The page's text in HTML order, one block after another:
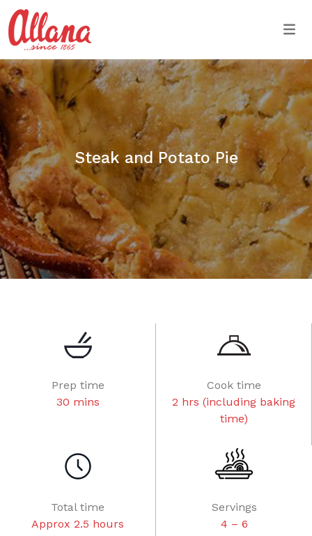
Steak and Potato Pie
Prep time
30 mins
Cook time
2 hrs (including baking
time)
Total time
Approx 2.5 hours
Servings
4 – 6